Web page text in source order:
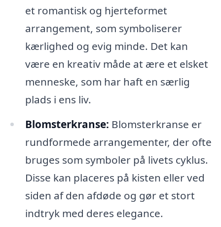
et romantisk og hjerteformet
arrangement, som symboliserer
kærlighed og evig minde. Det kan
være en kreativ måde at ære et elsket
menneske, som har haft en særlig
plads i ens liv.
Blomsterkranse: Blomsterkranse er
rundformede arrangementer, der ofte
bruges som symboler på livets cyklus.
Disse kan placeres på kisten eller ved
siden af den afdøde og gør et stort
indtryk med deres elegance.